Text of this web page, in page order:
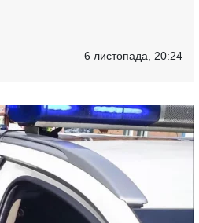
6 листопада, 20:24